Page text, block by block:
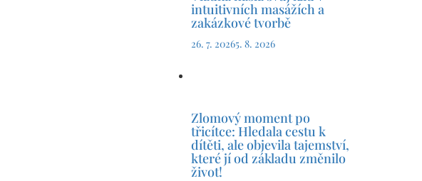
intuitivních masážích a
zakázkové tvorbě
26. 7. 20265. 8. 2026
Zlomový moment po
třicítce: Hledala cestu k
dítěti, ale objevila tajemství,
které jí od základu změnilo
život!